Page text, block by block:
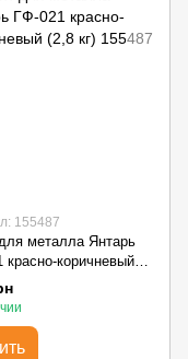
155487
металла Янтарь
красно-коричневый